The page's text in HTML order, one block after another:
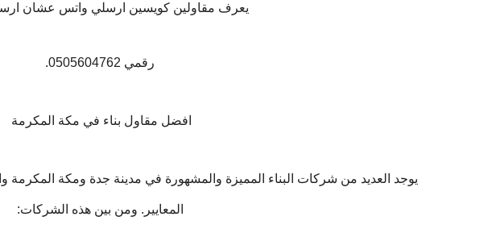
‏يعرف مقاولين كويسين ارسلي واتس عشان
‏رقمي 0505604762.
افضل مقاول بناء في مكة المكرمة
يوجد العديد من شركات البناء المميزة والمشهورة في مدينة جدة ومكة المكرمة
المعايير. ومن بين هذه الشركات: